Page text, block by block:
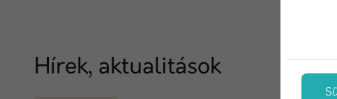
Hírek, aktualitások